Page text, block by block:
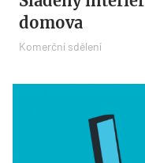
domova
Komerční sdělení